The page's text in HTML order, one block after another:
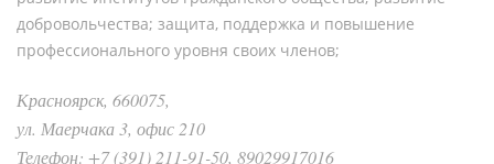
добровольчества; защита, поддержка и повышение
профессионального уровня своих членов;
Красноярск, 660075,
ул. Маерчака 3, офис 210
Телефон: +7 (391) 211-91-50, 89029917016